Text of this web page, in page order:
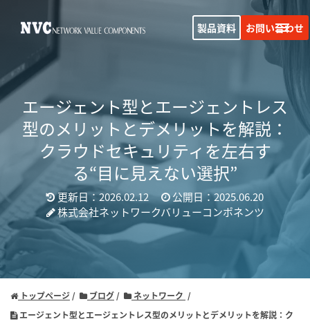
製品資料 お問い合わせ
エージェント型とエージェントレス
型のメリットとデメリットを解説：
クラウドセキュリティを左右す
る“目に見えない選択”
更新日：2026.02.12
公開日：2025.06.20
株式会社ネットワークバリューコンポネンツ
トップページ ブログ
ネットワーク
エージェント型とエージェントレス型のメリットとデメリットを解説：ク